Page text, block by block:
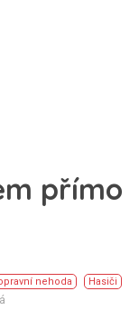
přímo
nehoda
Hasiči